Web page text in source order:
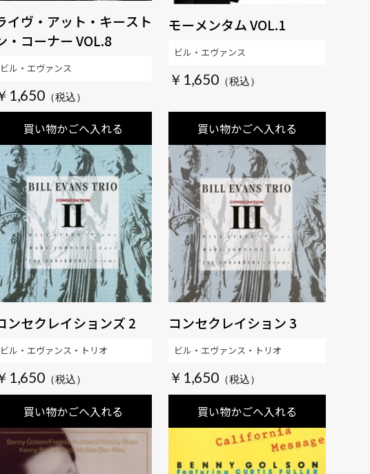
イヴ・アット・キースト
・コーナー VOL.8
1,650
買い物かごへ入れる
ビル・エヴァンス
モーメンタム VOL.1
￥1,650
買い物かごへ入れる
ビル・エヴァンス
ンセクレイションズ 2
1,650
買い物かごへ入れる
ビル・エヴァンス・トリオ
コンセクレイション 3
￥1,650
買い物かごへ入れる
ビル・エヴァンス・トリオ